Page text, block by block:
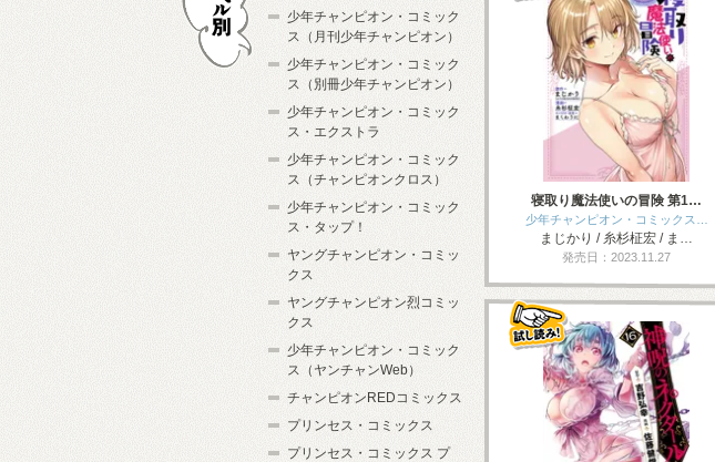
寝取り魔法使いの冒険 第1…
少年チャンピオン・コミックス…
まじかり / 糸杉柾宏 / ま…
発売日：2023.11.27
少年チャンピオン・コミック
ス（月刊少年チャンピオン）
少年チャンピオン・コミック
ス（別冊少年チャンピオン）
少年チャンピオン・コミック
ス・エクストラ
少年チャンピオン・コミック
ス（チャンピオンクロス）
少年チャンピオン・コミック
ス・タップ！
ヤングチャンピオン・コミッ
クス
ヤングチャンピオン烈コミッ
クス
少年チャンピオン・コミック
ス（ヤンチャンWeb）
チャンピオンREDコミックス
プリンセス・コミックス
プリンセス・コミックス プ